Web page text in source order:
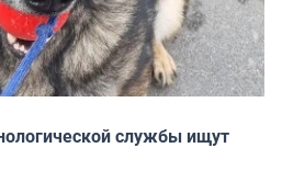
службы ищут